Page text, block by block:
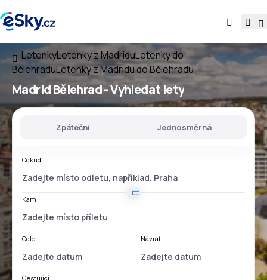
LetenkyLetenky z MadriduLetenky do
BělehraduLetenky z Madridu do Bělehradu
Madrid Bělehrad- Vyhledat lety
Zpáteční Jednosměrná
Odkud
Kam
Odlet Návrat
Cestující